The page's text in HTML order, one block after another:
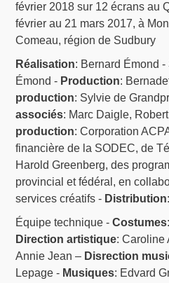
février 2018 sur 12 écrans au
février au 21 mars 2017, à
Comeau, région de Sudbury
Réalisation: Bernard Émond -
Émond - Production:
production: Sylvie de
associés: Marc Daigle,
production: Corporation
financière de la SODEC, de
Harold Greenberg, des
provincial et fédéral, en
services créatifs - Distribution
Équipe technique -Costumes
Direction artistique: Caroline
Annie Jean – Disrection
Lepage - Musiques: Edvard